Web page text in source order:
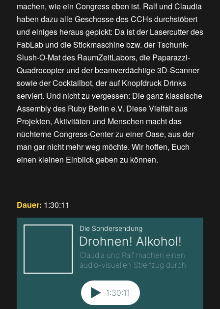
machen, wie ein Congress eben ist. Ralf und Claudia
haben dazu alle Geschosse des CCHs durchstöbert
und einiges heraus gepickt: Da ist der Lasercutter des
FabLab und die Stickmaschine bzw. der Tschunk-
Slush-O-Mat des RaumZeitLabors, die Paparazzi-
Quadrocopter und der beamverdächtige 3D-Scanner
sowie der Cocktailbot, der auf Knopfdruck Drinks
serviert. Und nicht zu vergessen: Die ganz klassische
Assembly des Ruby Berlin e.V. Diese Vielfalt aus
Projekten, Aktivitäten und Menschen macht das
nüchterne Congress-Center zu einer Oase, aus der
man gar nicht mehr weg möchte. Wir hoffen, Euch
einen kleinen Einblick geben zu können.
Dauer: 1:30:11